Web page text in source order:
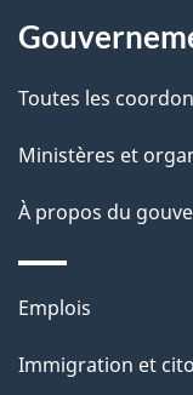
d
e
p
a
site
Toutes les
Ministères et
À propos du
Thèmes
sujets
Emplois
Immigration et